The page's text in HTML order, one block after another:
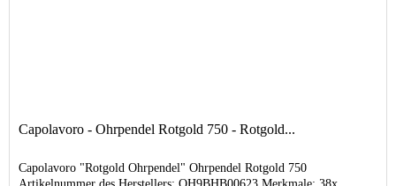
Capolavoro - Ohrpendel Rotgold 750 - Rotgold...
Capolavoro "Rotgold Ohrpendel" Ohrpendel Rotgold 750